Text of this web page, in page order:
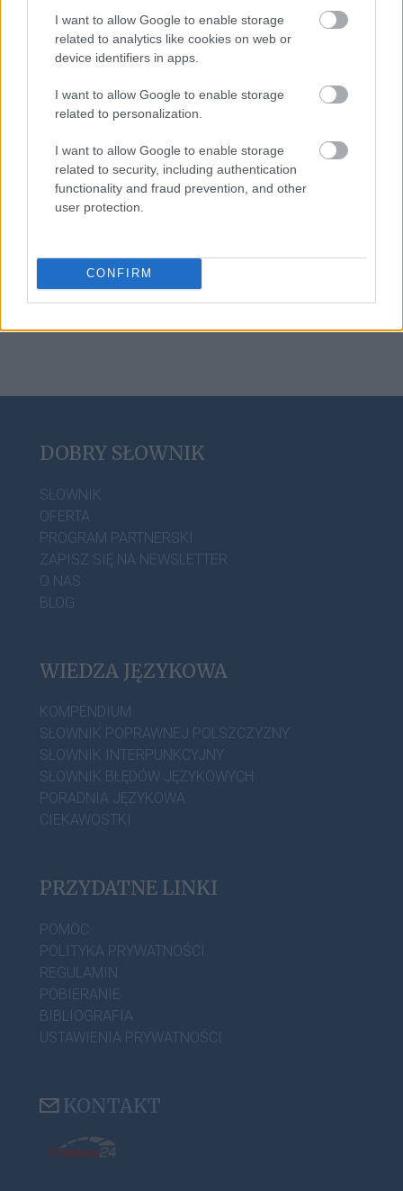
I want to allow Google to enable storage
related to analytics like cookies on web or
device identifiers in apps.
I want to allow Google to enable storage
related to personalization.
I want to allow Google to enable storage
related to security, including authentication
functionality and fraud prevention, and other
user protection.
CONFIRM
Aconcagua
DOBRY SŁOWNIK
SŁOWNIK
OFERTA
PROGRAM PARTNERSKI
ZAPISZ SIĘ NA NEWSLETTER
O NAS
BLOG
WIEDZA JĘZYKOWA
KOMPENDIUM
SŁOWNIK POPRAWNEJ POLSZCZYZNY
SŁOWNIK INTERPUNKCYJNY
SŁOWNIK BŁĘDÓW JĘZYKOWYCH
PORADNIA JĘZYKOWA
CIEKAWOSTKI
PRZYDATNE LINKI
POMOC
POLITYKA PRYWATNOŚCI
REGULAMIN
POBIERANIE
BIBLIOGRAFIA
USTAWIENIA PRYWATNOŚCI
KONTAKT